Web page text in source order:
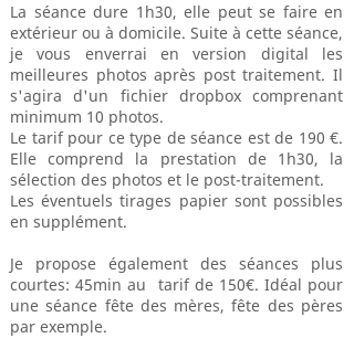
La séance dure 1h30, elle peut se faire en
extérieur ou à domicile. Suite à cette séance,
je vous enverrai en version digital les
meilleures photos après post traitement. Il
s'agira d'un fichier dropbox comprenant
minimum 10 photos.
Le tarif pour ce type de séance est de 190 €.
Elle comprend la prestation de 1h30, la
sélection des photos et le post-traitement.
Les éventuels tirages papier sont possibles
en supplément.
Je propose également des séances plus
courtes: 45min au tarif de 150€. Idéal pour
une séance fête des mères, fête des pères
par exemple.